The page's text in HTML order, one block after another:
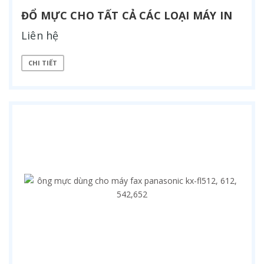
ĐỔ MỰC CHO TẤT CẢ CÁC LOẠI MÁY IN
Liên hệ
CHI TIẾT